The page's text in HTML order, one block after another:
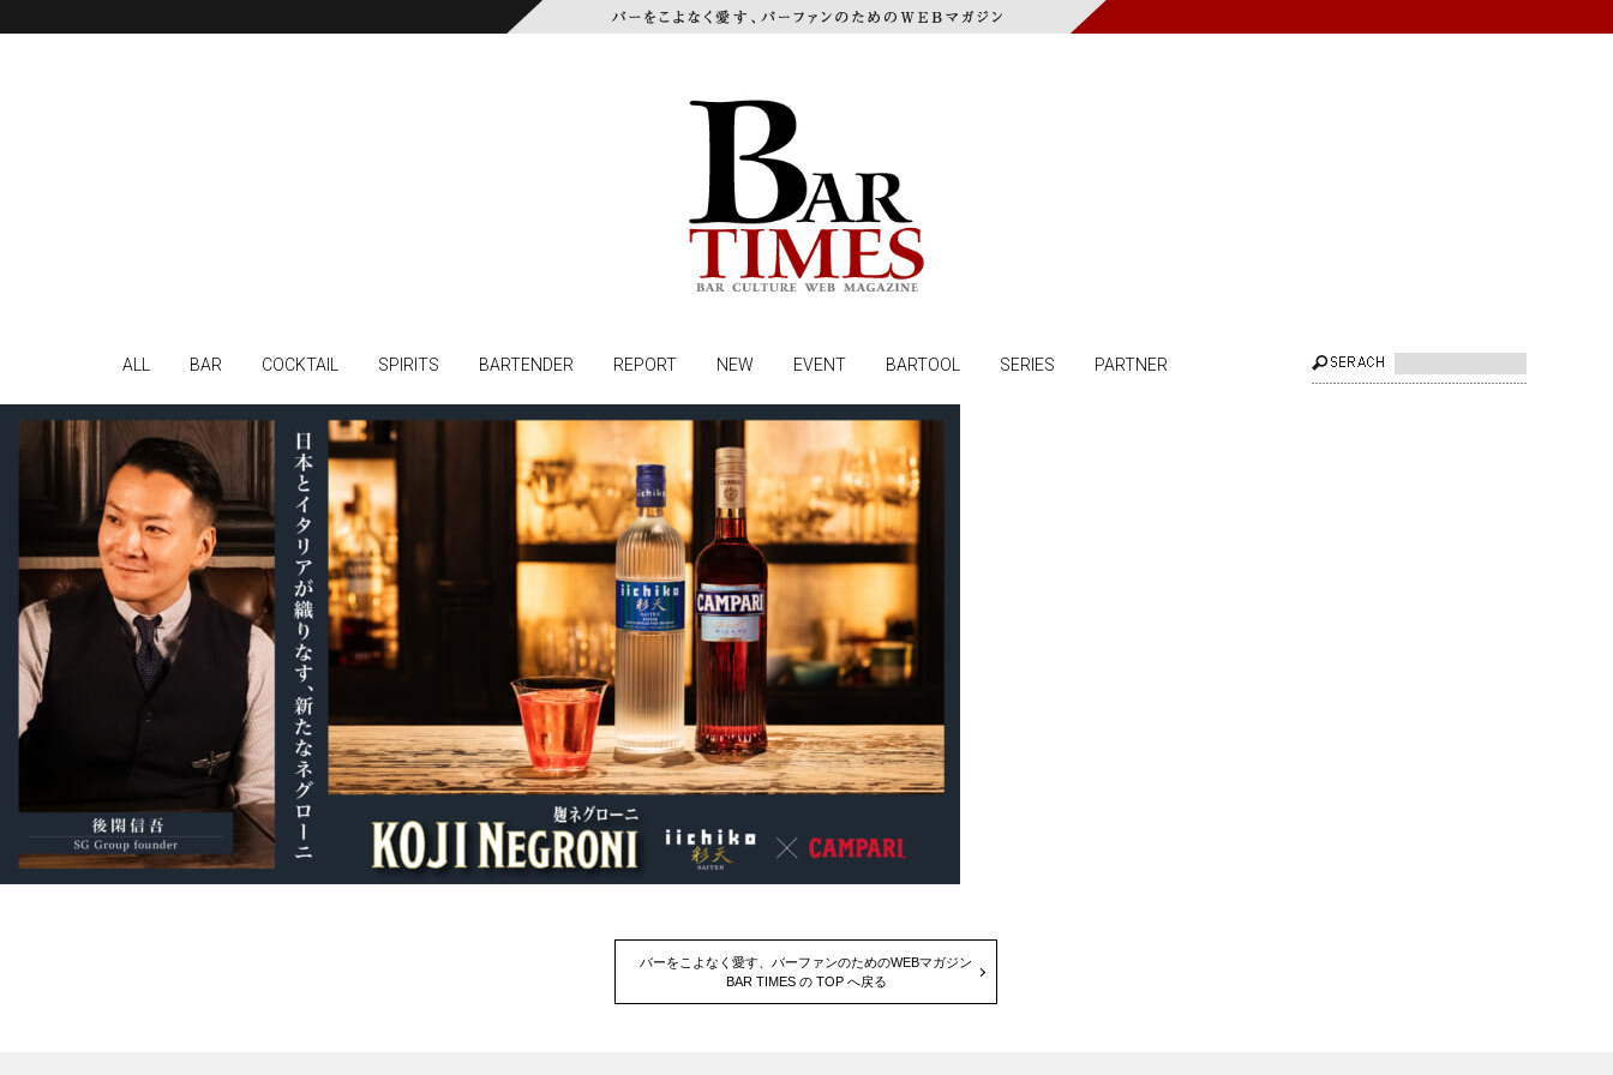
ALL BAR COCKTAIL SPIRITS BARTENDER REPORT NEW EVENT BARTOOL SERIES PARTNER
バーをこよなく愛す、バーファンのためのWEBマガジン
BAR TIMES の TOP へ戻る